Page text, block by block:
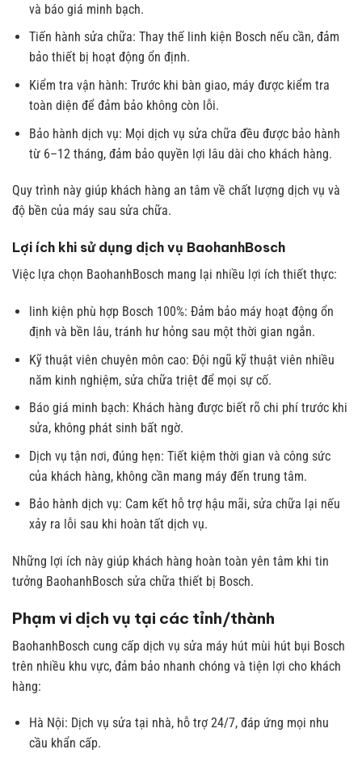
và báo giá minh bạch.
Tiến hành sửa chữa: Thay thế linh kiện Bosch nếu cần, đảm
bảo thiết bị hoạt động ổn định.
Kiểm tra vận hành: Trước khi bàn giao, máy được kiểm tra
toàn diện để đảm bảo không còn lỗi.
Bảo hành dịch vụ: Mọi dịch vụ sửa chữa đều được bảo hành
từ 6–12 tháng, đảm bảo quyền lợi lâu dài cho khách hàng.
Quy trình này giúp khách hàng an tâm về chất lượng dịch vụ và
độ bền của máy sau sửa chữa.
Lợi ích khi sử dụng dịch vụ BaohanhBosch
Việc lựa chọn BaohanhBosch mang lại nhiều lợi ích thiết thực:
linh kiện phù hợp Bosch 100%: Đảm bảo máy hoạt động ổn
định và bền lâu, tránh hư hỏng sau một thời gian ngắn.
Kỹ thuật viên chuyên môn cao: Đội ngũ kỹ thuật viên nhiều
năm kinh nghiệm, sửa chữa triệt để mọi sự cố.
Báo giá minh bạch: Khách hàng được biết rõ chi phí trước khi
sửa, không phát sinh bất ngờ.
Dịch vụ tận nơi, đúng hẹn: Tiết kiệm thời gian và công sức
của khách hàng, không cần mang máy đến trung tâm.
Bảo hành dịch vụ: Cam kết hỗ trợ hậu mãi, sửa chữa lại nếu
xảy ra lỗi sau khi hoàn tất dịch vụ.
Những lợi ích này giúp khách hàng hoàn toàn yên tâm khi tin
tưởng BaohanhBosch sửa chữa thiết bị Bosch.
Phạm vi dịch vụ tại các tỉnh/thành
BaohanhBosch cung cấp dịch vụ sửa máy hút mùi hút bụi Bosch
trên nhiều khu vực, đảm bảo nhanh chóng và tiện lợi cho khách
hàng:
Hà Nội: Dịch vụ sửa tại nhà, hỗ trợ 24/7, đáp ứng mọi nhu
cầu khẩn cấp.